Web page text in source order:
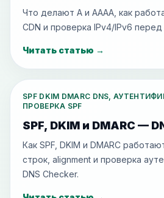
Что делают A и AAAA, как
CDN и проверка IPv4/IPv6 перед
Читать статью →
SPF DKIM DMARC DNS,
ПРОВЕРКА SPF
SPF, DKIM и DMARC —
Как SPF, DKIM и DMARC
строк, alignment и проверка
DNS Checker.